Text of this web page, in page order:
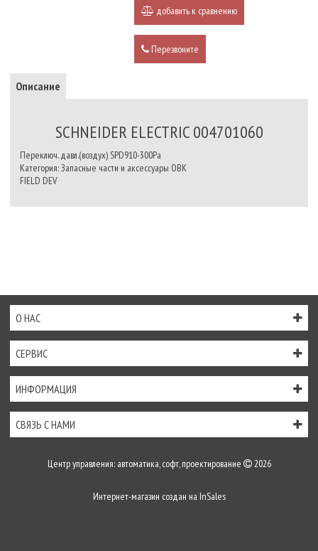
добавить к сравнению
Перезвоните
Описание
SCHNEIDER ELECTRIC 004701060
Переключ. давл.(воздух) SPD910-300Pa
Категория: Запасные части и аксессуары ОВК
FIELD DEV
О НАС
СЕРВИС
ИНФОРМАЦИЯ
СВЯЗЬ С НАМИ
Центр управления: автоматика, софт, проектирование 2026
Интернет-магазин создан на InSales